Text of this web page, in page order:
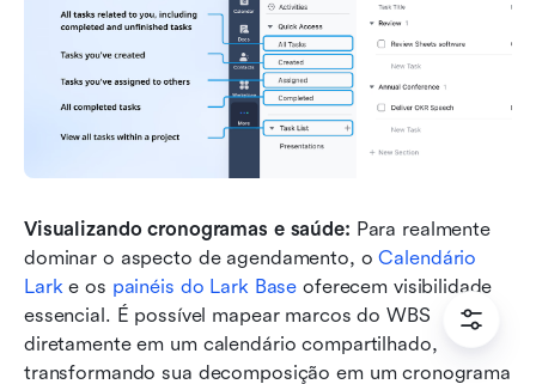
Visualizando cronogramas e saúde: Para realmente
dominar o aspecto de agendamento, o Calendário
Lark e os painéis do Lark Base oferecem visibilidade
essencial. É possível mapear marcos do WBS
diretamente em um calendário compartilhado,
transformando sua decomposição em um cronograma